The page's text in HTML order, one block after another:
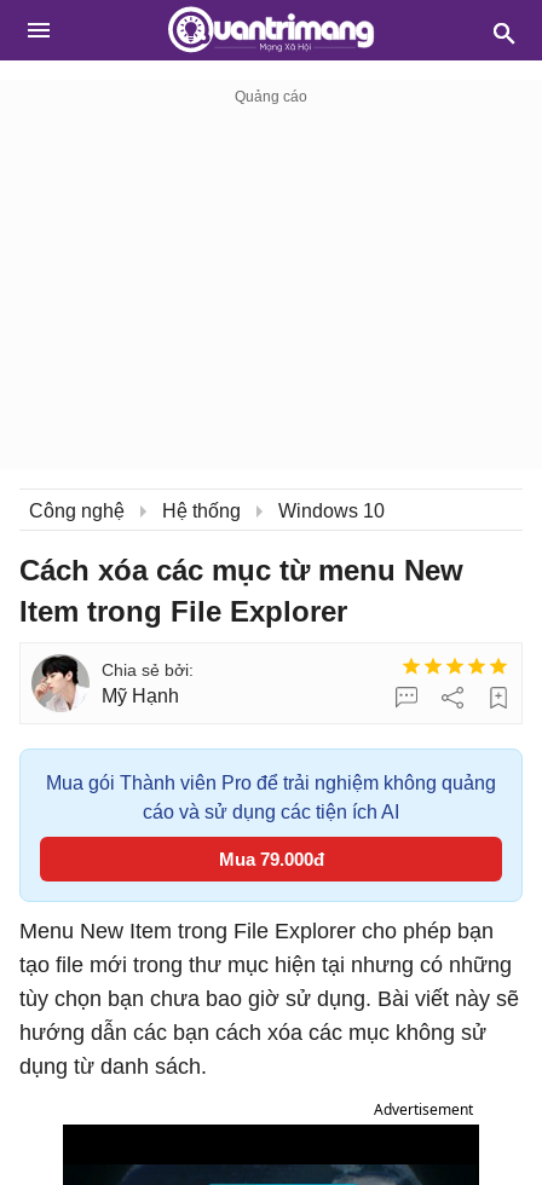
Công nghệ Hệ thống Windows 10
Cách xóa các mục từ menu New
Item trong File Explorer
Mỹ Hạnh
Mua gói Thành viên Pro để trải nghiệm không quảng
cáo và sử dụng các tiện ích AI
Mua 79.000đ
Menu New Item trong File Explorer cho phép bạn
tạo file mới trong thư mục hiện tại nhưng có những
tùy chọn bạn chưa bao giờ sử dụng. Bài viết này sẽ
hướng dẫn các bạn cách xóa các mục không sử
dụng từ danh sách.
Advertisement